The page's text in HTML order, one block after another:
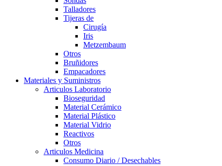
Talladores
Tijeras de
Cirugía
Iris
Metzembaum
Otros
Bruñidores
Empacadores
Materiales y Suministros
Articulos Laboratorio
Bioseguridad
Material Cerámico
Material Plástico
Material Vidrio
Reactivos
Otros
Articulos Medicina
Consumo Diario / Desechables